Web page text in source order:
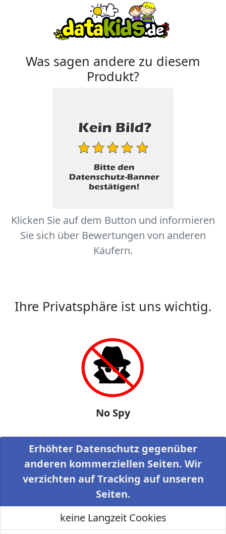
Was sagen andere zu diesem
Produkt?
Klicken Sie auf dem Button und informieren
Sie sich über Bewertungen von anderen
Käufern.
Ihre Privatsphäre ist uns wichtig.
No Spy
Erhöhter Datenschutz gegenüber
anderen kommerziellen Seiten. Wir
verzichten auf Tracking auf unseren
Seiten.
keine Langzeit Cookies